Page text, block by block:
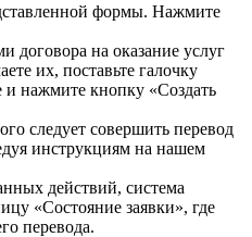
формы. Нажмите
договора на оказание услуг
их, поставьте галочку
и нажмите кнопку «Создать
следует совершить перевод
инструкциям на нашем
действий, система
«Состояние заявки», где
перевода.